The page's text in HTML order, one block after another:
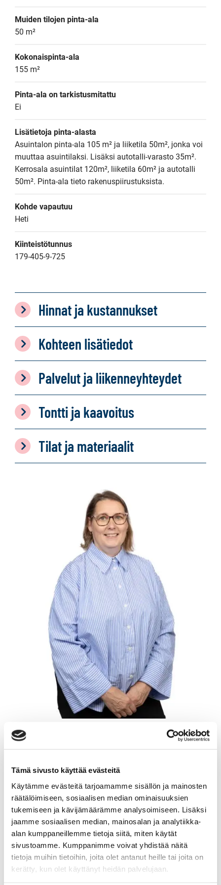
Tämä sivusto käyttää evästeitä
Käytämme evästeitä tarjoamamme sisällön ja mainosten
räätälöimiseen, sosiaalisen median ominaisuuksien
tukemiseen ja kävijämäärämme analysoimiseen. Lisäksi
jaamme sosiaalisen median, mainosalan ja analytiikka-
alan kumppaneillemme tietoja siitä, miten käytät
sivustoamme. Kumppanimme voivat yhdistää näitä
tietoja muihin tietoihin, joita olet antanut heille tai joita on
kerätty, kun olet käyttänyt heidän palvelujaan.
Muiden tilojen pinta-ala
50 m²
Kokonaispinta-ala
155 m²
Pinta-ala on tarkistusmitattu
Ei
Lisätietoja pinta-alasta
Asuintalon pinta-ala 105 m² ja liiketila 50m², jonka voi
muuttaa asuintilaksi. Lisäksi autotalli-varasto 35m².
Kerrosala asuintilat 120m², liiketila 60m² ja autotalli
50m². Pinta-ala tieto rakenuspiirustuksista.
Kohde vapautuu
Heti
Kiinteistötunnus
179-405-9-725
Hinnat ja kustannukset
Kohteen lisätiedot
Palvelut ja liikenneyhteydet
Tontti ja kaavoitus
Tilat ja materiaalit
ANNA-MARI KAUPPINEN
Myyntineuvottelija, KiLAT
Sp-Koti Muurame Kipinä | Kiinteistönvälitys Tanja
Heinonen Oy LKV, 2821540-9
+358 50 556 8944
WhatsApp
anna-mari.kauppinen@spkoti.fi
Sp-Koti Muurame Kipinä